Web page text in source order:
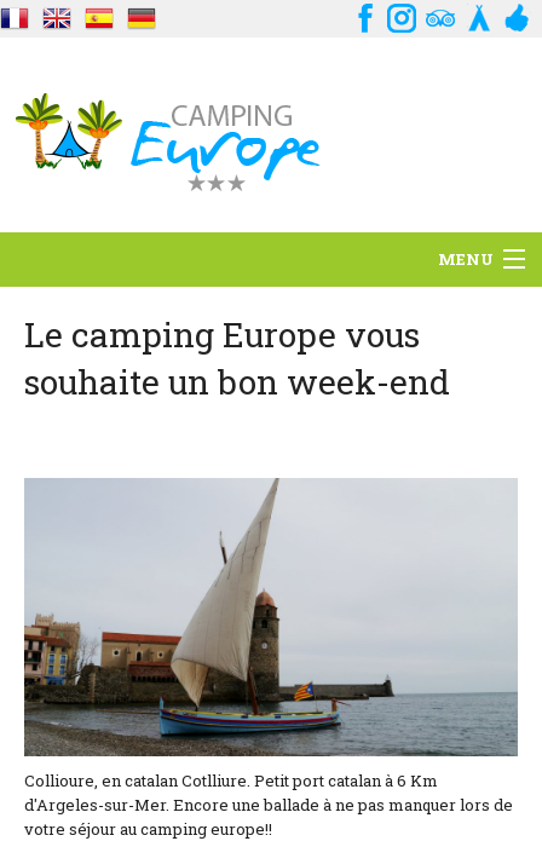
MENU
Situación
Ambiente
Formulario de contacto
Documentación
Noticias
Casa móvil y tarifas
Parcela y tarifas
Le camping Europe vous
souhaite un bon week-end
Collioure, en catalan Cotlliure. Petit port catalan à 6 Km
d'Argeles-sur-Mer. Encore une ballade à ne pas manquer lors de
votre séjour au camping europe!!